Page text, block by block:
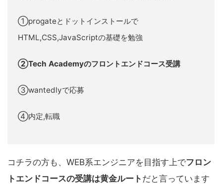
①progateとドットインストールで
HTML,CSS,JavaScriptの基礎を勉強
②Tech Academyのフロントエンドコース受講
③wantedlyで応募
④内定,転職
コチラの方も、WEB系エンジニアを目指す上でフロン
トエンドコースの受講は黄金ルート だと言っています